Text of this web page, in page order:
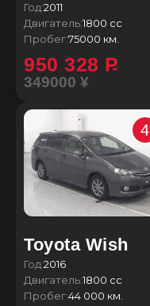
Год:2011
Двигатель:1800 сс
Пробег:75000 км.
950 328 P
349000 ¥
Toyota Wish
4
Год:2016
Двигатель:1800 сс
Пробег:44 000 км.